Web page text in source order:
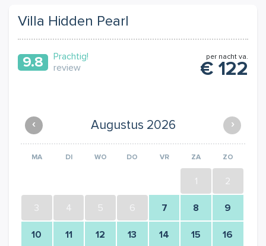
Villa Hidden Pearl
9.8
Prachtig!
review
per nacht va.
€ 122
‹ ›
Augustus 2026
MA DI WO DO VR ZA ZO
1 2
3 4 5 6 7 8 9
10 11 12 13 14 15 16